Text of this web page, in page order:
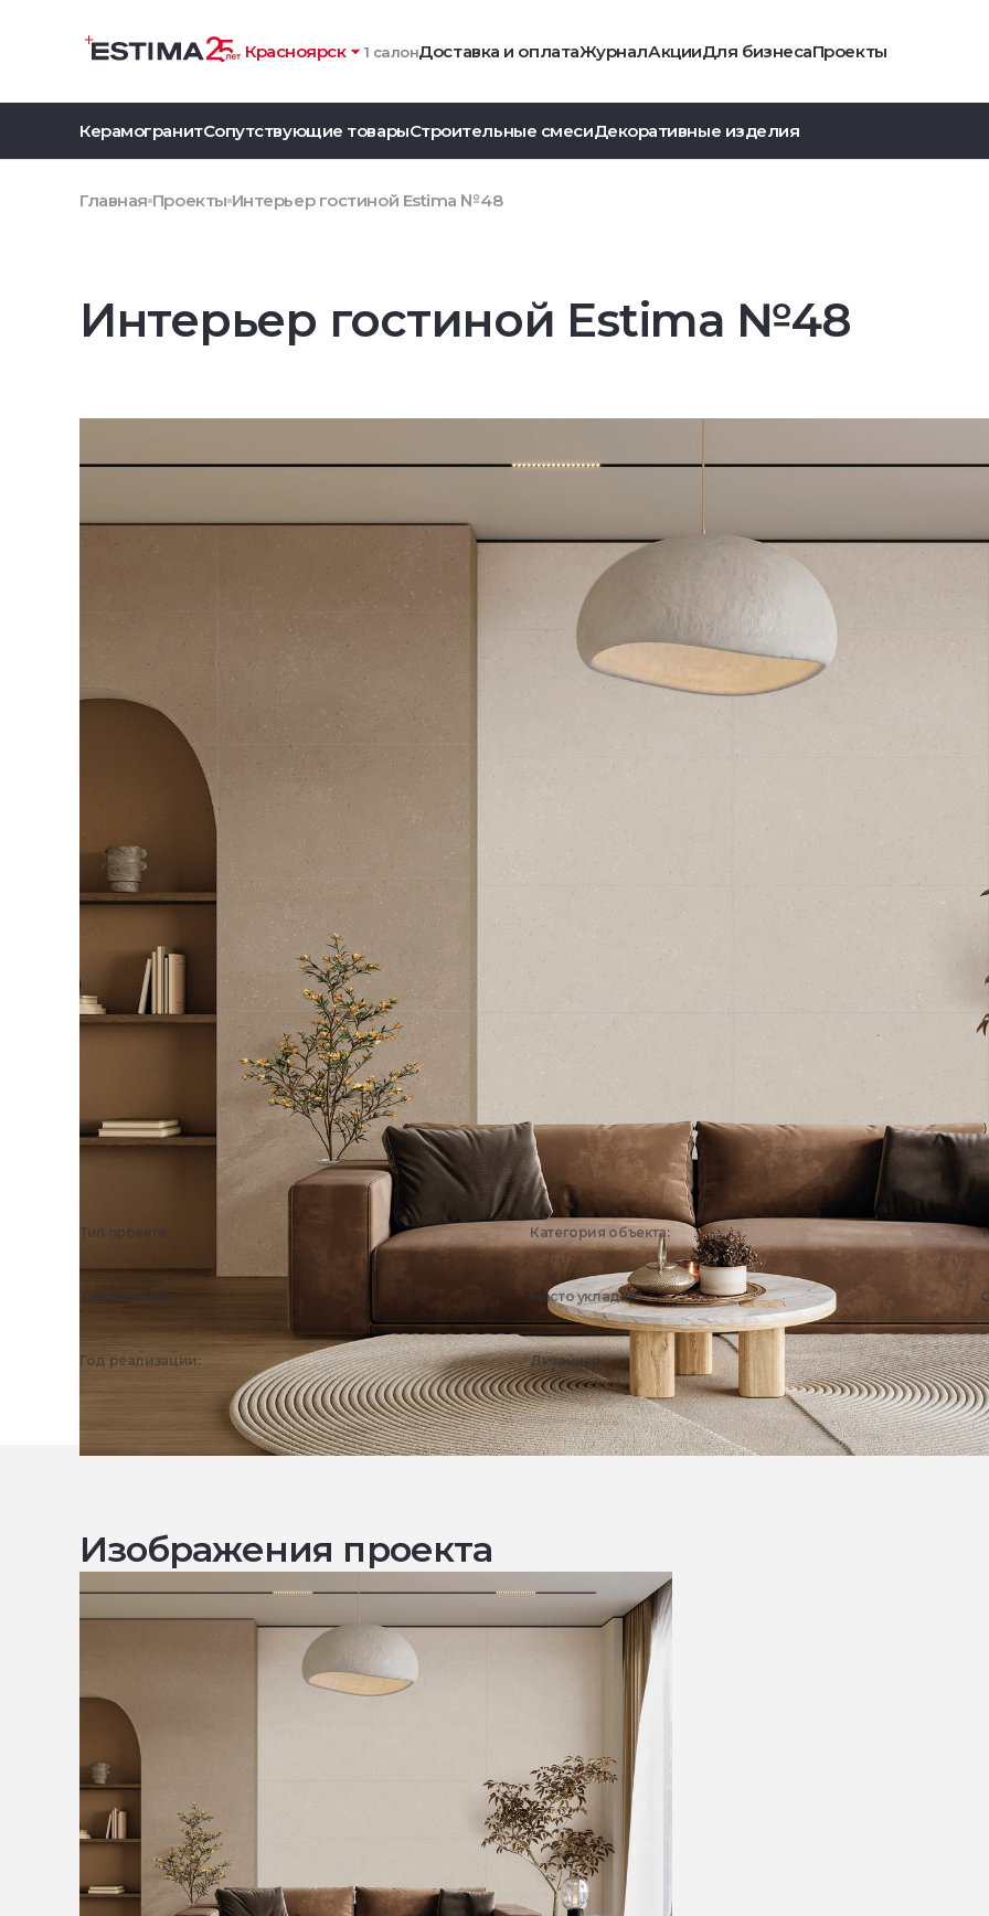
Красноярск 1 салонДоставка и оплатаЖурналАкцииДля бизнесаПроекты
КерамогранитСопутствующие товарыСтроительные смесиДекоративные изделия
Главная Проекты Интерьер гостиной Estima №48
Интерьер гостиной Estima №48
Тип проекта: Категория объекта:
Жилые объекты
Место укладки:
Гостиная
Год реализации: Дизайнер:
Эстима Дизайн
Изображения проекта